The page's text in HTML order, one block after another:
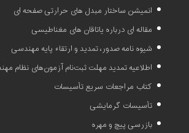
انمیشن ساختار مبدل های حرارتی صفحه ای
مقاله ای درباره یاتاقان های مغناطیسی
شیوه نامه صدور، تمدید و ارتقاء پایه مهندسی
اطلاعیه تمدید مهلت ثبت‌نام آزمون‌های نظام
کتاب مراجعات سریع تأسیسات
تأسیسات گرمایشی
بازرسی پیچ و مهره